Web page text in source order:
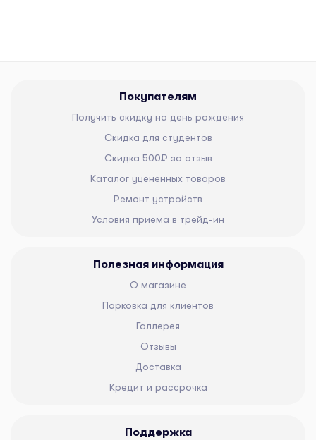
Покупателям
Получить скидку на день рождения
Скидка для студентов
Скидка 500₽ за отзыв
Каталог уцененных товаров
Ремонт устройств
Условия приема в трейд-ин
Полезная информация
О магазине
Парковка для клиентов
Галлерея
Отзывы
Доставка
Кредит и рассрочка
Поддержка